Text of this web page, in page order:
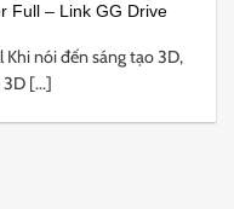
Full – Link GG Drive
Khi nói đến sáng tạo 3D,
[...]